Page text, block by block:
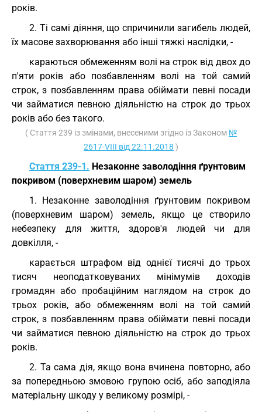
років.
2. Ті самі діяння, що спричинили загибель людей,
їх масове захворювання або інші тяжкі наслідки, -
караються обмеженням волі на строк від двох до
п'яти років або позбавленням волі на той самий
строк, з позбавленням права обіймати певні посади
чи займатися певною діяльністю на строк до трьох
років або без такого.
( Стаття 239 із змінами, внесеними згідно із Законом №
2617-VIII від 22.11.2018 )
Стаття 239-1. Незаконне заволодіння ґрунтовим
покривом (поверхневим шаром) земель
1. Незаконне заволодіння ґрунтовим покривом
(поверхневим шаром) земель, якщо це створило
небезпеку для життя, здоров'я людей чи для
довкілля, -
карається штрафом від однієї тисячі до трьох
тисяч неоподатковуваних мінімумів доходів
громадян або пробаційним наглядом на строк до
трьох років, або обмеженням волі на той самий
строк, з позбавленням права обіймати певні посади
чи займатися певною діяльністю на строк до трьох
років.
2. Та сама дія, якщо вона вчинена повторно, або
за попередньою змовою групою осіб, або заподіяла
матеріальну шкоду у великому розмірі, -